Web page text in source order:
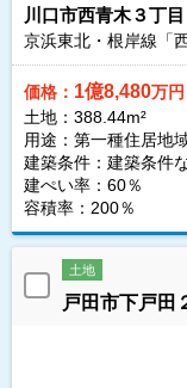
川口市西青木３丁目
京浜東北・根岸線「
価格： 1億8,480万円
土地：388.44m²
用途：第一種住居地
建築条件： 建築条件
建ぺい率：60％
容積率：200％
土地
戸田市下戸田